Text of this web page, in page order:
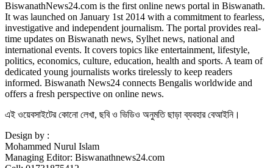
BiswanathNews24.com is the first online news portal in Biswanath.
It was launched on January 1st 2014 with a commitment to fearless,
investigative and independent journalism. The portal provides real-
time updates on Biswanath news, Sylhet news, national and
international events. It covers topics like entertainment, lifestyle,
politics, economics, culture, education, health and sports. A team of
dedicated young journalists works tirelessly to keep readers
informed. Biswanath News24 connects Bengalis worldwide and
offers a fresh perspective on online news.
এই ওয়েবসাইটের কোনো লেখা, ছবি ও ভিডিও অনুমতি ছাড়া ব্যবহার বেআইনি।
Design by :
Mohammed Nurul Islam
Managing Editor: Biswanathnews24.com